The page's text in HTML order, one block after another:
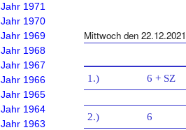
Jahr 1971
Jahr 1970
Jahr 1969
Jahr 1968
Jahr 1967
Jahr 1966
Jahr 1965
Jahr 1964
Jahr 1963
Mittwoch den 22.12.2021
1.) 6 + SZ
2.) 6